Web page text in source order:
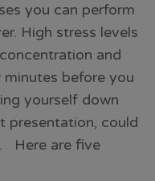
you can perform
High stress levels
and
before you
yourself down
presentation, could
Here are five